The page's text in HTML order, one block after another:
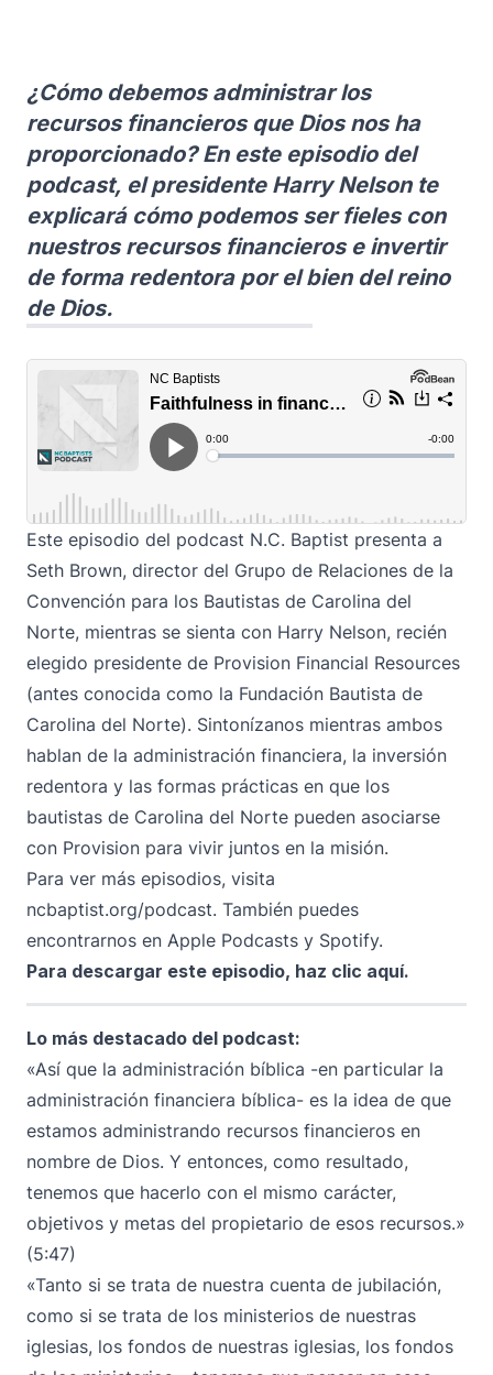
¿Cómo debemos administrar los
recursos financieros que Dios nos ha
proporcionado? En este episodio del
podcast, el presidente Harry Nelson te
explicará cómo podemos ser fieles con
nuestros recursos financieros e invertir
de forma redentora por el bien del reino
de Dios.
Este episodio del podcast N.C. Baptist presenta a
Seth Brown, director del Grupo de Relaciones de la
Convención para los Bautistas de Carolina del
Norte, mientras se sienta con Harry Nelson, recién
elegido presidente de Provision Financial Resources
(antes conocida como la Fundación Bautista de
Carolina del Norte). Sintonízanos mientras ambos
hablan de la administración financiera, la inversión
redentora y las formas prácticas en que los
bautistas de Carolina del Norte pueden asociarse
con Provision para vivir juntos en la misión.
Para ver más episodios, visita
ncbaptist.org/podcast. También puedes
encontrarnos en Apple Podcasts y Spotify.
Para descargar este episodio, haz clic aquí.
Lo más destacado del podcast:
«Así que la administración bíblica -en particular la
administración financiera bíblica- es la idea de que
estamos administrando recursos financieros en
nombre de Dios. Y entonces, como resultado,
tenemos que hacerlo con el mismo carácter,
objetivos y metas del propietario de esos recursos.»
(5:47)
«Tanto si se trata de nuestra cuenta de jubilación,
como si se trata de los ministerios de nuestras
iglesias, los fondos de nuestras iglesias, los fondos